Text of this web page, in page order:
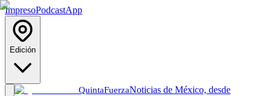
ImpresoPodcastApp
Edición
QuintaFuerzaNoticias de México, desde